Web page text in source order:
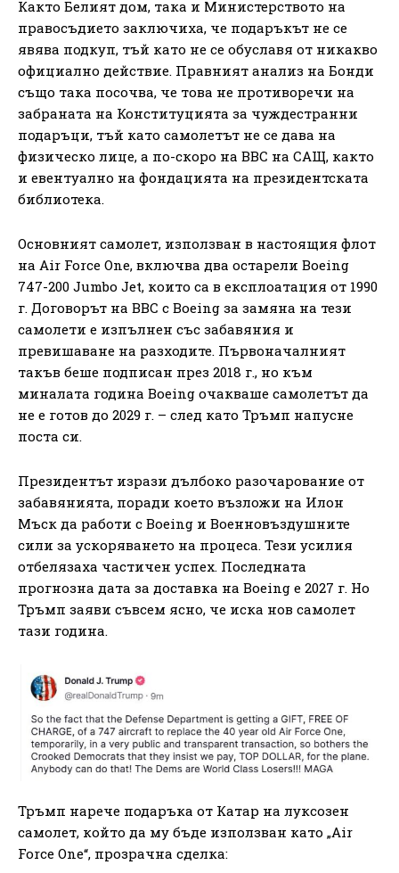
Както Белият дом, така и Министерството на
правосъдието заключиха, че подаръкът не се
явява подкуп, тъй като не се обуславя от никакво
официално действие. Правният анализ на Бонди
също така посочва, че това не противоречи на
забраната на Конституцията за чуждестранни
подаръци, тъй като самолетът не се дава на
физическо лице, а по-скоро на ВВС на САЩ, както
и евентуално на фондацията на президентската
библиотека.
Основният самолет, използван в настоящия флот
на Air Force One, включва два остарели Boeing
747-200 Jumbo Jet, които са в експлоатация от 1990
г. Договорът на ВВС с Boeing за замяна на тези
самолети е изпълнен със забавяния и
превишаване на разходите. Първоначалният
такъв беше подписан през 2018 г., но към
миналата година Boeing очакваше самолетът да
не е готов до 2029 г. – след като Тръмп напусне
поста си.
Президентът изрази дълбоко разочарование от
забавянията, поради което възложи на Илон
Мъск да работи с Boeing и Военновъздушните
сили за ускоряването на процеса. Тези усилия
отбелязаха частичен успех. Последната
прогнозна дата за доставка на Boeing е 2027 г. Но
Тръмп заяви съвсем ясно, че иска нов самолет
тази година.
Тръмп нарече подаръка от Катар на луксозен
самолет, който да му бъде използван като „Air
Force One“, прозрачна сделка: